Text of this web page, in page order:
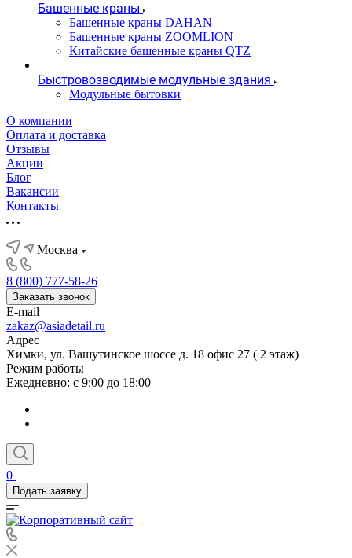
Башенные краны
Башенные краны DAHAN
Башенные краны ZOOMLION
Китайские башенные краны QTZ
Быстровозводимые модульные здания
Модульные бытовки
О компании
Оплата и доставка
Отзывы
Акции
Блог
Вакансии
Контакты
Москва
8 (800) 777-58-26
Заказать звонок
E-mail
zakaz@asiadetail.ru
Адрес
Химки, ул. Вашутинское шоссе д. 18 офис 27 ( 2 этаж)
Режим работы
Ежедневно: с 9:00 до 18:00
0
Подать заявку